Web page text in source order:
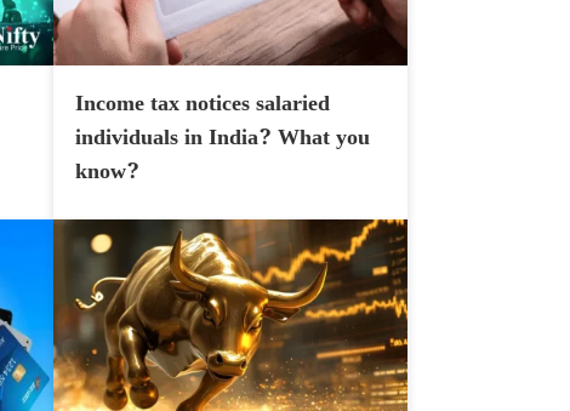
Income tax notices salaried
individuals in India? What you
know?